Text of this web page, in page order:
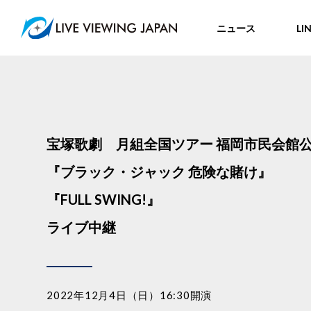
ニュース
宝塚歌劇 月組全国ツアー 福岡市民会館
『ブラック・ジャック 危険な賭け』
『FULL SWING!』
ライブ中継
2022年12月4日（日）16:30開演